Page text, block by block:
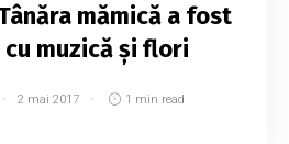
mămică a fost
muzică și flori
2 mai 2017 1 min read